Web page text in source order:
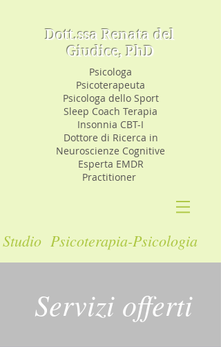
Dott.ssa Renata del
Giudice, PhD
Psicologa
Psicoterapeuta
Psicologa dello Sport
Sleep Coach Terapia
Insonnia CBT-I
Dottore di Ricerca in
Neuroscienze Cognitive
Esperta EMDR
Practitioner
Studio Psicoterapia-Psicologia
Servizi offerti